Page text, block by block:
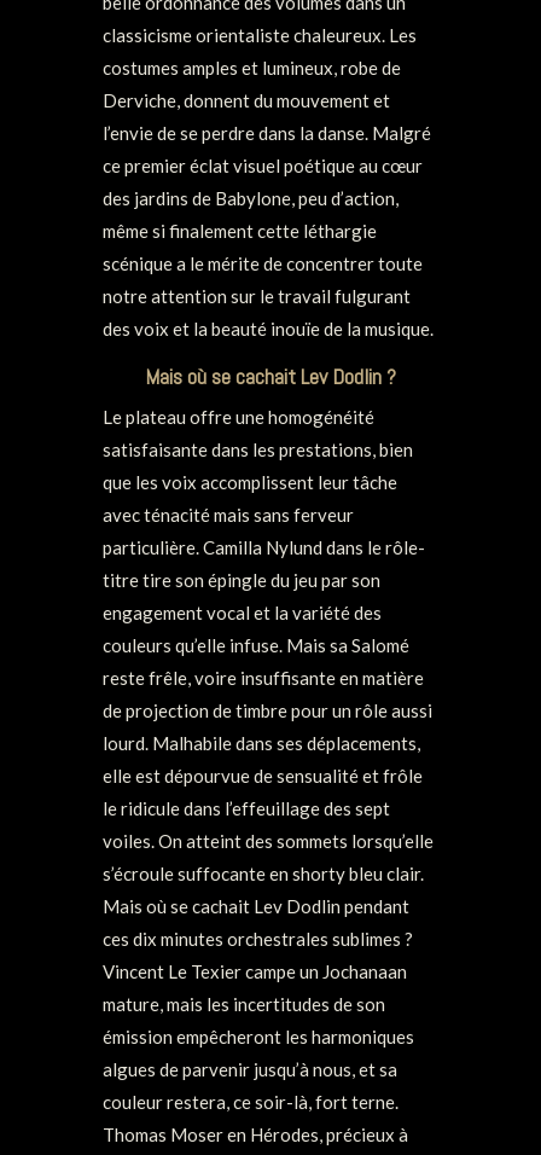
classicisme orientaliste chaleureux. Les
costumes amples et lumineux, robe de
Derviche, donnent du mouvement et
l’envie de se perdre dans la danse. Malgré
ce premier éclat visuel poétique au cœur
des jardins de Babylone, peu d’action,
même si finalement cette léthargie
scénique a le mérite de concentrer toute
notre attention sur le travail fulgurant
des voix et la beauté inouïe de la musique.
Mais où se cachait Lev Dodlin ?
Le plateau offre une homogénéité
satisfaisante dans les prestations, bien
que les voix accomplissent leur tâche
avec ténacité mais sans ferveur
particulière. Camilla Nylund dans le rôle-
titre tire son épingle du jeu par son
engagement vocal et la variété des
couleurs qu’elle infuse. Mais sa Salomé
reste frêle, voire insuffisante en matière
de projection de timbre pour un rôle aussi
lourd. Malhabile dans ses déplacements,
elle est dépourvue de sensualité et frôle
le ridicule dans l’effeuillage des sept
voiles. On atteint des sommets lorsqu’elle
s’écroule suffocante en shorty bleu clair.
Mais où se cachait Lev Dodlin pendant
ces dix minutes orchestrales sublimes ?
Vincent Le Texier campe un Jochanaan
mature, mais les incertitudes de son
émission empêcheront les harmoniques
algues de parvenir jusqu’à nous, et sa
couleur restera, ce soir-là, fort terne.
Thomas Moser en Hérodes, précieux à